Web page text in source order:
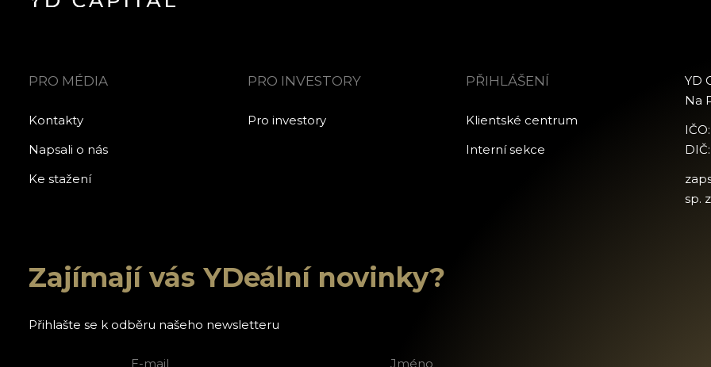
PRO MÉDIA
Kontakty
Napsali o nás
Ke stažení
PRO INVESTORY
Pro investory
PŘIHLÁŠENÍ
Klientské centrum
Interní sekce
YD
Na
sp.
Zajímají vás YDeální novinky?
Přihlašte se k odběru našeho newsletteru
Jméno a příjmení